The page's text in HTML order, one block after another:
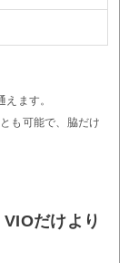
ます。
も可能で、脇だけ
だけより